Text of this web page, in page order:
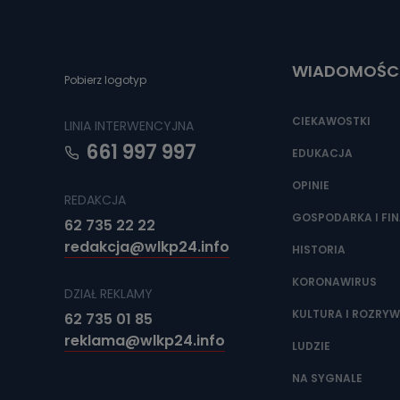
Jakie
źródeł
adres
Jak
Pobierz logotyp
LINIA INTERWENCYJNA
661 997 997
REDAKCJA
62 735 22 22
redakcja@wlkp24.info
DZIAŁ REKLAMY
62 735 01 85
reklama@wlkp24.info
CIEKAWOSTKI
EDUKACJA
OPINIE
GOSPODARKA I
HISTORIA
KORONAWIRUS
KULTURA I
LUDZIE
NA SYGNALE